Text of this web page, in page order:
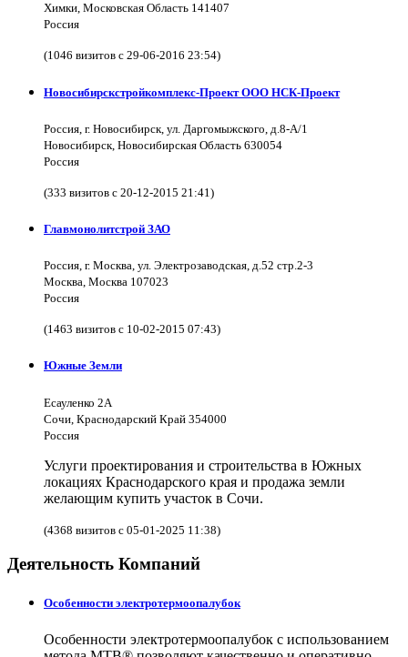
Химки, Московская Область 141407
Россия
(1046 визитов с 29-06-2016 23:54)
Новосибирскстройкомплекс-Проект ООО НСК-Проект
Россия, г. Новосибирск, ул. Даргомыжского, д.8-А/1
Новосибирск, Новосибирская Область 630054
Россия
(333 визитов с 20-12-2015 21:41)
Главмонолитстрой ЗАО
Россия, г. Москва, ул. Электрозаводская, д.52 стр.2-3
Москва, Москва 107023
Россия
(1463 визитов с 10-02-2015 07:43)
Южные Земли
Есауленко 2А
Сочи, Краснодарский Край 354000
Россия
Услуги проектирования и строительства в Южных
локациях Краснодарского края и продажа земли
желающим купить участок в Сочи.
(4368 визитов с 05-01-2025 11:38)
Деятельность Компаний
Особенности электротермоопалубок
Особенности электротермоопалубок с использованием